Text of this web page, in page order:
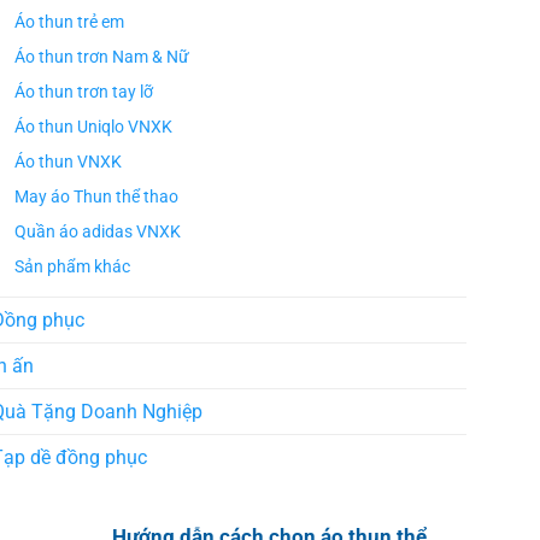
Áo thun trẻ em
Áo thun trơn Nam & Nữ
Áo thun trơn tay lỡ
Áo thun Uniqlo VNXK
Áo thun VNXK
May áo Thun thể thao
Quần áo adidas VNXK
Sản phẩm khác
phục
ấn
Tặng Doanh Nghiệp
dề đồng phục